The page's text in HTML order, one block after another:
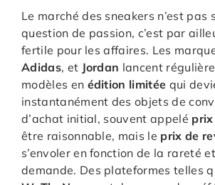
Le marché des sneakers n’est pas
question de passion, c’est par
fertile pour les affaires. Les
Adidas, et Jordan lancent
modèles en édition limitée qui
instantanément des objets de
d’achat initial, souvent appelé
être raisonnable, mais le prix de
s’envoler en fonction de la rareté
demande. Des plateformes telles